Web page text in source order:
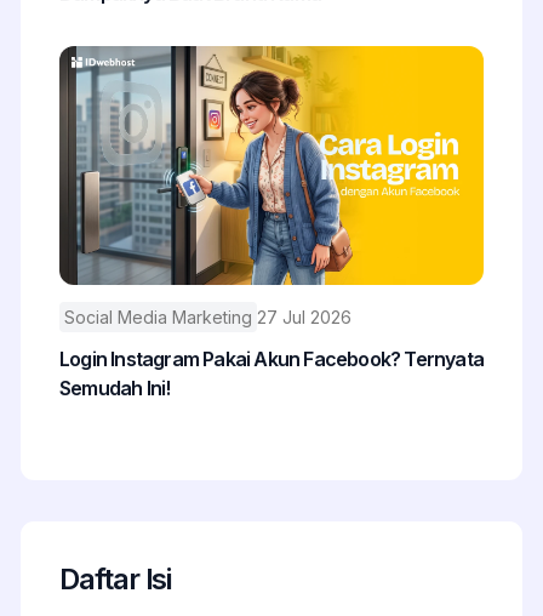
Social Media Marketing 27 Jul 2026
Login Instagram Pakai Akun Facebook? Ternyata
Semudah Ini!
Daftar Isi